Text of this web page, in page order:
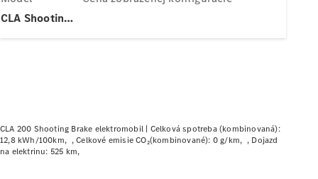
Plug-in hybridné modely
Všetky
CLA Shooting Brake
CLA 200 Shooting Brake elektromobil | Celková spotreba (kombinovaná):
12,8 kWh/100km
Celkové emisie CO₂(kombinované): 0 g/km
Dojazd
na elektrinu: 525 km